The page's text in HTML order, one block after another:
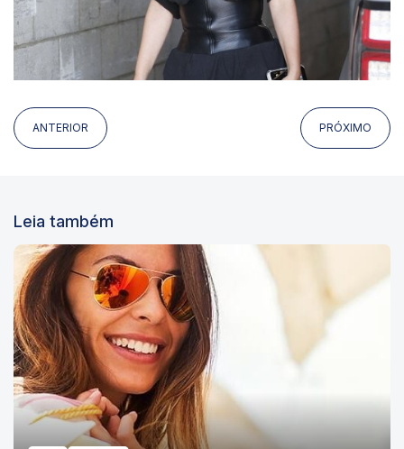
ANTERIOR PRÓXIMO
Leia também